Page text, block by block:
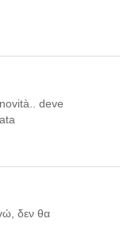
deve
δεν θα